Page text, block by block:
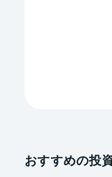
おすすめの投